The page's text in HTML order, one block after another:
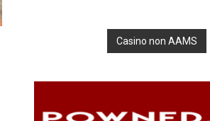
Casino non AAMS